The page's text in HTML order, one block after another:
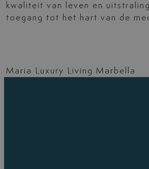
kwaliteit van leven en
toegang tot het hart van de
Maria Luxury Living Marbella